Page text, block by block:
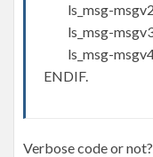
ls_msg-msgv2
ls_msg-
ls_msg-
ENDIF.
Verbose code or not?